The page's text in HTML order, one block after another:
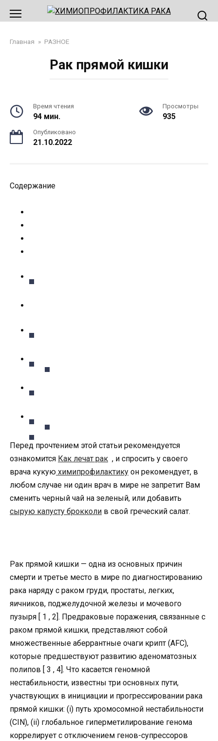
Главная » РАЗНОЕ
Рак прямой кишки
Время чтения
94 мин.
Просмотры
935
Опубликовано
21.10.2022
Содержание
Перед прочтением этой статьи рекомендуется
ознакомится Как лечат рак , и спросить у своего
врача кукую химипрофилактику он рекомендует, в
любом случае ни один врач в мире не запретит Вам
сменить черный чай на зеленый, или добавить
сырую капусту брокколи в свой греческий салат.
Рак прямой кишки — одна из основных причин
смерти и третье место в мире по диагностированию
рака наряду с раком груди, простаты, легких,
яичников, поджелудочной железы и мочевого
пузыря [ 1 , 2]. Предраковые поражения, связанные с
раком прямой кишки, представляют собой
множественные аберрантные очаги крипт (AFC),
которые предшествуют развитию аденоматозных
полипов [ 3 , 4]. Что касается геномной
нестабильности, известны три основных пути,
участвующих в инициации и прогрессировании рака
прямой кишки: (i) путь хромосомной нестабильности
(CIN), (ii) глобальное гиперметилирование генома
коррелирует с отключением генов-супрессоров